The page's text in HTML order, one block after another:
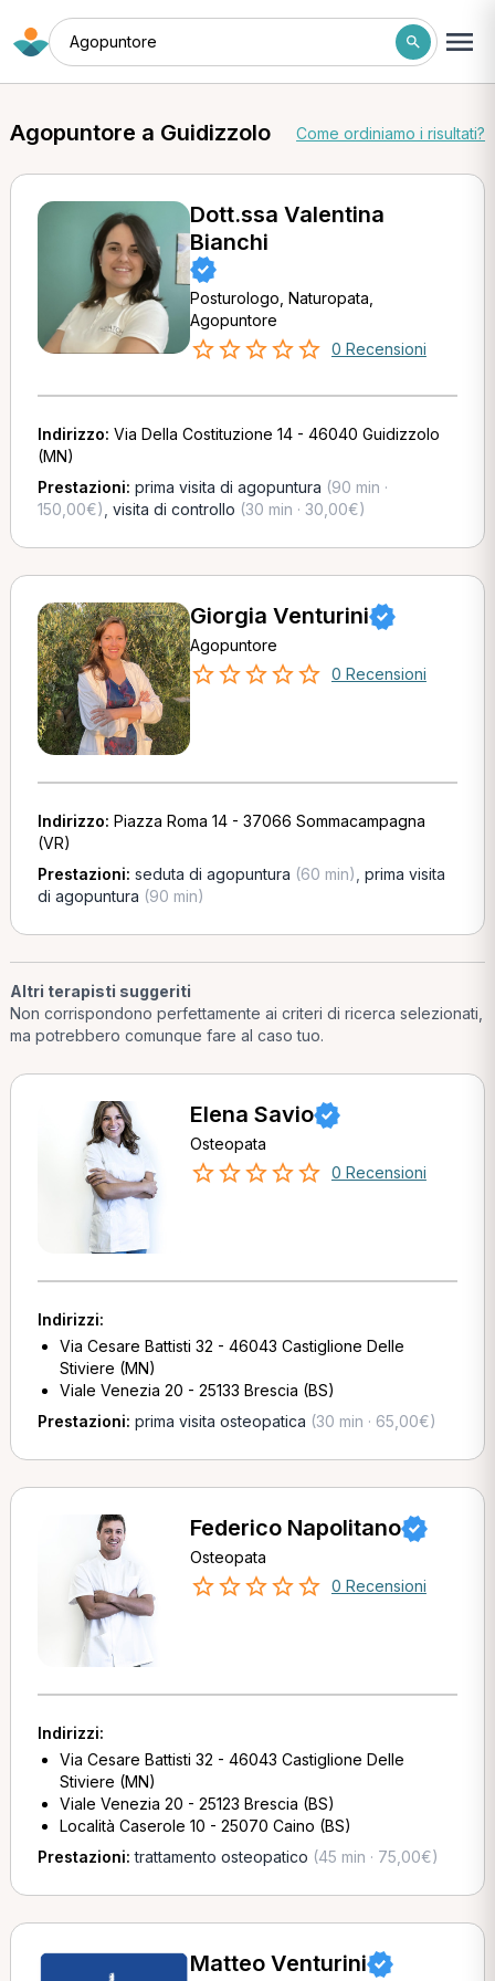
Agopuntore
Agopuntore a Guidizzolo Come ordiniamo i risultati?
Dott.ssa Valentina
Bianchi
Posturologo, Naturopata,
Agopuntore
0 Recensioni
Indirizzo: Via Della Costituzione 14 - 46040 Guidizzolo
(MN)
Prestazioni: prima visita di agopuntura (90 min ·
150,00€) visita di controllo (30 min · 30,00€)
Giorgia Venturini
Agopuntore
0 Recensioni
Indirizzo: Piazza Roma 14 - 37066 Sommacampagna
(VR)
Prestazioni: seduta di agopuntura (60 min) prima visita
di agopuntura (90 min)
Altri terapisti suggeriti
Non corrispondono perfettamente ai criteri di ricerca selezionati,
ma potrebbero comunque fare al caso tuo.
Elena Savio
Osteopata
0 Recensioni
Indirizzi:
Via Cesare Battisti 32 - 46043 Castiglione Delle
Stiviere (MN)
Viale Venezia 20 - 25133 Brescia (BS)
Prestazioni: prima visita osteopatica (30 min · 65,00€)
Federico Napolitano
Osteopata
0 Recensioni
Indirizzi:
Via Cesare Battisti 32 - 46043 Castiglione Delle
Stiviere (MN)
Viale Venezia 20 - 25123 Brescia (BS)
Località Caserole 10 - 25070 Caino (BS)
Prestazioni:trattamento osteopatico (45 min · 75,00€)
Matteo Venturini